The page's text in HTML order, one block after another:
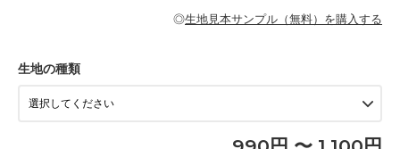
・カーテン、エプロン、テーブルクロスなどの暮らしのアイテム
・パンツ、タックスカートなどのボトムス
もっと詳しく見る
・工作用エプロン
もっと詳しく見る
◎生地見本サンプル（無料）を購入する
生地の種類